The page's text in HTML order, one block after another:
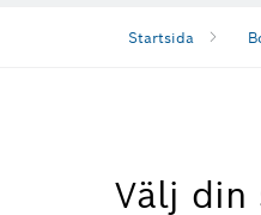
Startsida
Välj din